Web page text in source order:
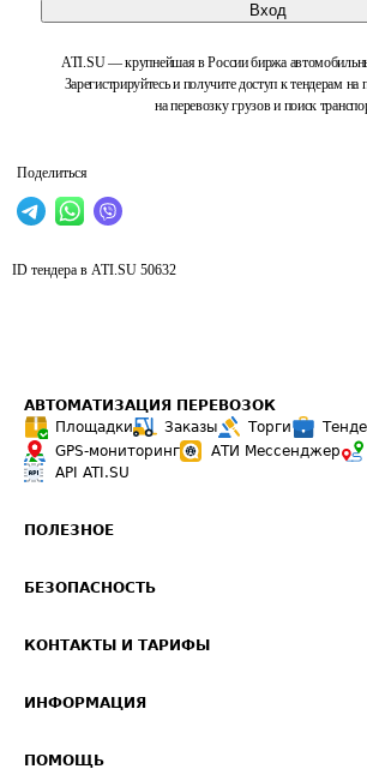
Вход
ATI.SU — крупнейшая в России биржа
Зарегистрируйтесь и получите доступ к тендерам на
на перевозку грузов и поиск
Поделиться
ID тендера в ATI.SU 50632
АВТОМАТИЗАЦИЯ ПЕРЕВОЗОК
Площадки
Заказы Торги
GPS-мониторинг
АТИ Мессенджер
API ATI.SU
ПОЛЕЗНОЕ
Звезды ATI.SU на вашем сайте
Средние ставки
БЕЗОПАСНОСТЬ
Светофор+
О формировании Паспорта
КОНТАКТЫ И ТАРИФЫ
Реклама на сайте
ИНФОРМАЦИЯ
ПОМОЩЬ